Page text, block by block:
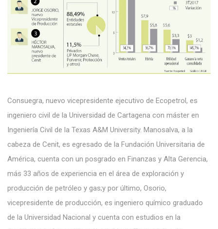
Consuegra, nuevo vicepresidente ejecutivo de Ecopetrol, es
ingeniero civil de la Universidad de Cartagena con máster en
Ingeniería Civil de la Texas A&M University. Manosalva, a la
cabeza de Cenit, es egresado de la Fundación Universitaria de
América, cuenta con un posgrado en Finanzas y Alta Gerencia,
más 33 años de experiencia en el área de exploración y
producción de petróleo y gas;y por último, Osorio,
vicepresidente de producción, es ingeniero químico graduado
de la Universidad Nacional y cuenta con estudios en la